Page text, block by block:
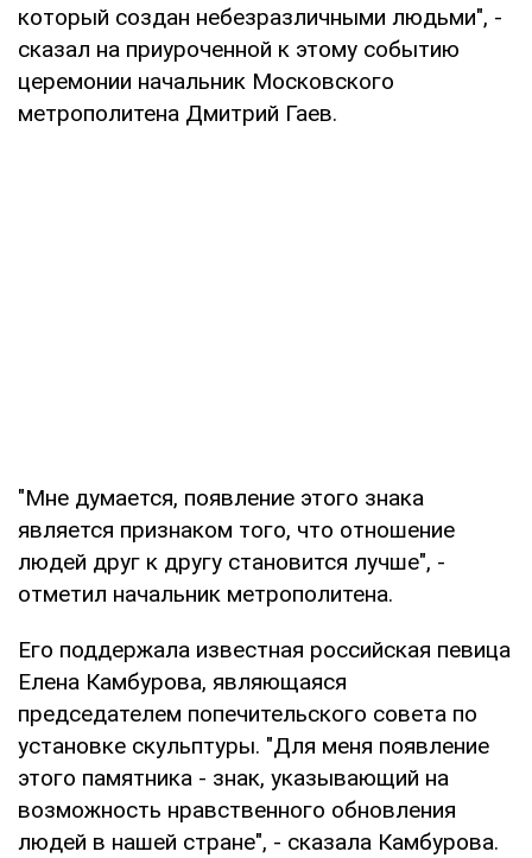
который создан небезразличными людьми", -
сказал на приуроченной к этому событию
церемонии начальник Московского
метрополитена Дмитрий Гаев.
"Мне думается, появление этого знака
является признаком того, что отношение
людей друг к другу становится лучше", -
отметил начальник метрополитена.
Его поддержала известная российская певица
Елена Камбурова, являющаяся
председателем попечительского совета по
установке скульптуры. "Для меня появление
этого памятника - знак, указывающий на
возможность нравственного обновления
людей в нашей стране", - сказала Камбурова.